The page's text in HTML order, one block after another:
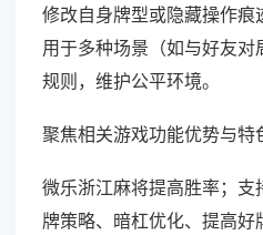
修改自身牌型或隐藏操作痕
用于多种场景（如与好友
规则，维护公平环境。
聚焦相关游戏功能优势与特
微乐浙江麻将提高胜率；支
牌策略、暗杠优化、提高好